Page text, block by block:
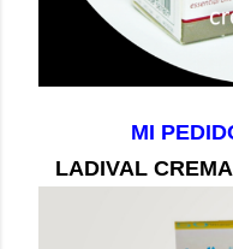
MI
LADIVAL